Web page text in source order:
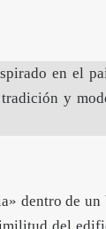
en el
y
dentro de